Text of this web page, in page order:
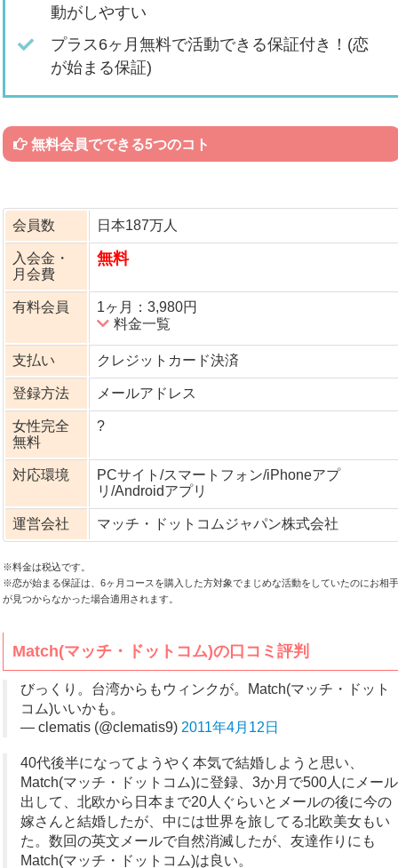
動がしやすい
プラス6ヶ月無料で活動できる保証付き！(恋
が始まる保証)
無料会員でできる5つのコト
会員数 日本187万人
入会金・
月会費
無料
有料会員 1ヶ月：3,980円
料金一覧
支払い クレジットカード決済
登録方法 メールアドレス
女性完全
無料
?
対応環境
PCサイト/スマートフォン/iPhoneアプ
リ/Androidアプリ
運営会社 マッチ・ドットコムジャパン株式会社
※料金は税込です。
※恋が始まる保証は、6ヶ月コースを購入した方対象でまじめな活動をしていたのにお相手
が見つからなかった場合適用されます。
Match(マッチ・ドットコム)の口コミ評判
びっくり。台湾からもウィンクが。Match(マッチ・ドット
コム)いいかも。
— clematis (@clematis9) 2011年4月12日
40代後半になってようやく本気で結婚しようと思い、
Match(マッチ・ドットコム)に登録、3か月で500人にメール
出して、北欧から日本まで20人ぐらいとメールの後に今の
嫁さんと結婚したが、中には世界を旅してる北欧美女もい
た。数回の英文メールで自然消滅したが、友達作りにも
Match(マッチ・ドットコム)は良い。